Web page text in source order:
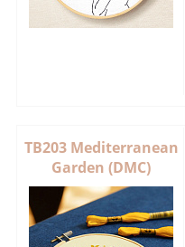
TB203 Mediterranean
Garden (DMC)